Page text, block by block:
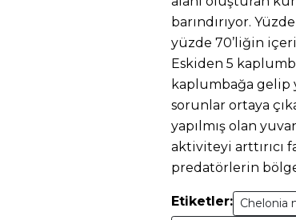
barındırıyor.
yüzde 70’liğin
Eskiden 5
kaplumbağa gelip
sorunlar ortaya
yapılmış olan
aktiviteyi arttırıcı
predatörlerin
Etiketler: Chelonia